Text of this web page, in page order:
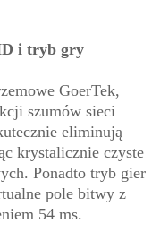
i tryb gry
GoerTek,
szumów sieci
eliminują
krystalicznie czyste
Ponadto tryb gier
pole bitwy z
54 ms.